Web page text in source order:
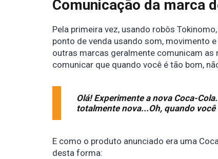
Comunicação da marca
Pela primeira vez, usando robôs
ponto de venda usando som, movimento
outras marcas geralmente comunicam as
comunicar que quando você é tão bom,
Olá! Experimente a nova Coca-
totalmente nova...Oh, quando
E como o produto anunciado era uma
desta forma: